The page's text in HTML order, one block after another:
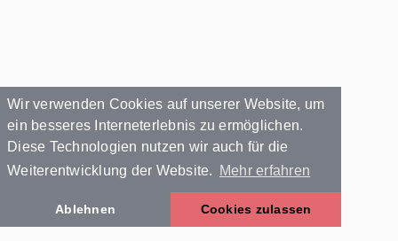
Wir verwenden Cookies auf unserer Website, um
ein besseres Interneterlebnis zu ermöglichen.
Diese Technologien nutzen wir auch für die
Weiterentwicklung der Website.
Mehr erfahren
Ablehnen Cookies zulassen